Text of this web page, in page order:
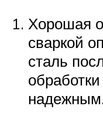
Хорошая
сваркой
сталь